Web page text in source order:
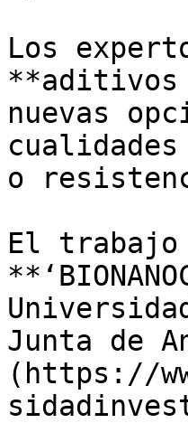
Los
**aditivos
nuevas
o
El trabajo
Junta de
(https://